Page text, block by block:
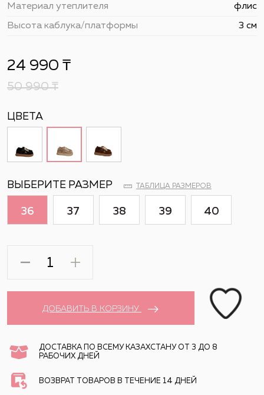
Материал утеплителя флис
Высота каблука/платформы 3 см
24 990 ₸
50 990₸
ЦВЕТА
ВЫБЕРИТЕ РАЗМЕР ТАБЛИЦА РАЗМЕРОВ
36 37 38 39 40
ДОБАВИТЬ В КОРЗИНУ
ДОСТАВКА ПО ВСЕМУ КАЗАХСТАНУ ОТ 3 ДО 8
РАБОЧИХ ДНЕЙ
ВОЗВРАТ ТОВАРОВ В ТЕЧЕНИЕ 14 ДНЕЙ